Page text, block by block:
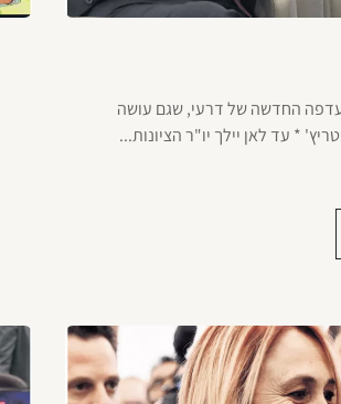
החדשה של דרעי, שגם עושה
* עד לאן יילך יו"ר הציונות...